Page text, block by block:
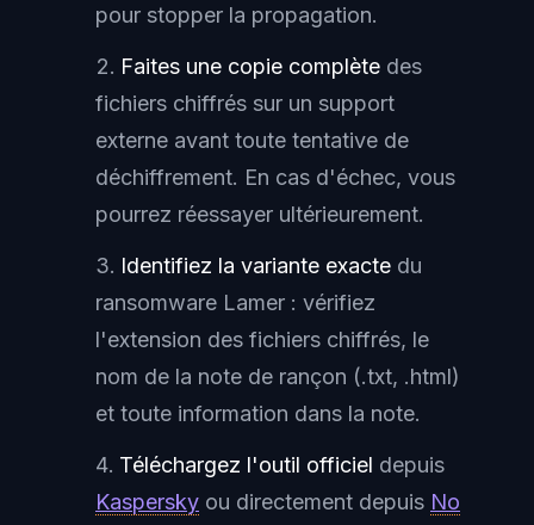
pour stopper la propagation.
Faites une copie complète des
fichiers chiffrés sur un support
externe avant toute tentative de
déchiffrement. En cas d'échec, vous
pourrez réessayer ultérieurement.
Identifiez la variante exacte du
ransomware Lamer : vérifiez
l'extension des fichiers chiffrés, le
nom de la note de rançon (.txt, .html)
et toute information dans la note.
Téléchargez l'outil officiel depuis
Kaspersky ou directement depuis No